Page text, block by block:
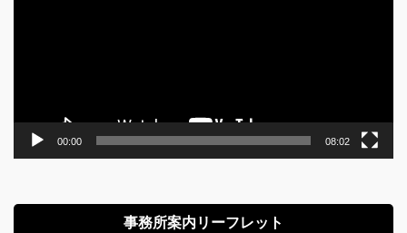
00:00 08:02
事務所案内リーフレット